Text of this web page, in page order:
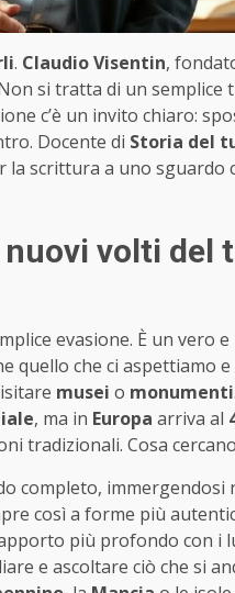
. Claudio Visentin,
si tratta di un semplice
c’è un invito chiaro:
Docente di Storia del
la scrittura a uno
volti del
evasione. È un vero
quello che ci aspettiamo
musei o monumenti
, ma in Europa arriva al
tradizionali. Cosa
completo, immergendosi
così a forme più
più profondo con i
e ascoltare ciò che si